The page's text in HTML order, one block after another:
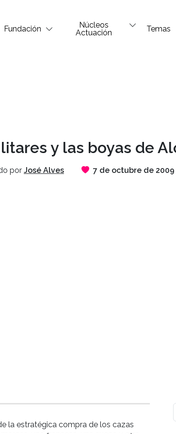
Fundación
Núcleos
Actuación
Temas
y las boyas de
por José Alves 7 de octubre de 2009
la estratégica compra de los cazas